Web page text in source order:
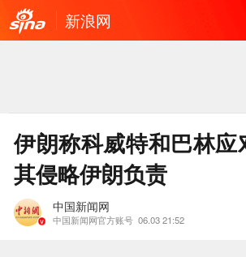
新浪网
伊朗称科威特和巴林应
其侵略伊朗负责
中国新闻网
中国新闻网官方账号 06.03 21:52